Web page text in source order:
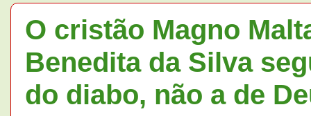
O cristão Magno
Benedita da Silva
do diabo, não a de